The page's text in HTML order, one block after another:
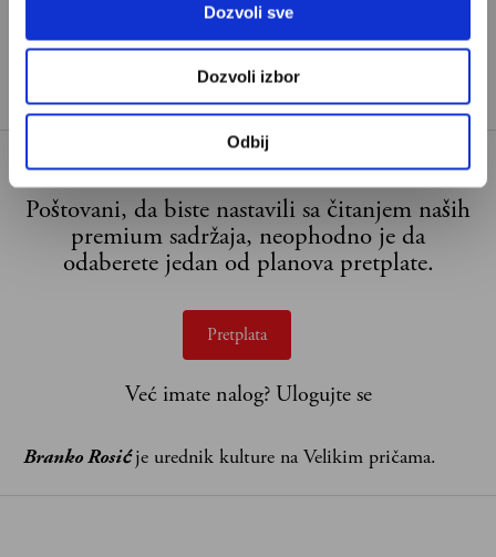
Dozvoli sve
Dozvoli izbor
Odbij
Poštovani, da biste nastavili sa čitanjem naših
premium sadržaja, neophodno je da
odaberete jedan od planova pretplate.
Pretplata
Već imate nalog? Ulogujte se
Branko Rosićje urednik kulture na Velikim pričama.